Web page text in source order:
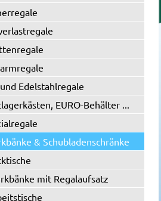
Edelstahlregale
EURO-Behälter ...
& Schubladenschränke
mit Regalaufsatz